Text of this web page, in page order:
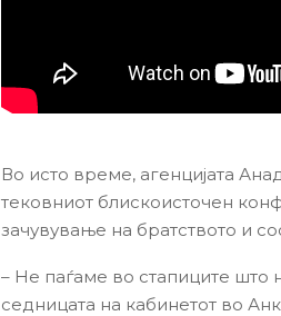
Во исто време, агенцијата
тековниот блискоисточен
зачувување на братството и
– Не паѓаме во стапиците што
седницата на кабинетот во